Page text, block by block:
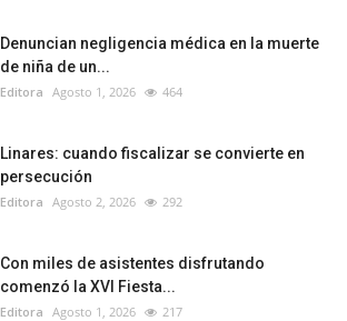
Denuncian negligencia médica en la muerte
de niña de un...
Editora Agosto 1, 2026 464
Linares: cuando fiscalizar se convierte en
persecución
Editora Agosto 2, 2026 292
Con miles de asistentes disfrutando
comenzó la XVI Fiesta...
Editora Agosto 1, 2026 217